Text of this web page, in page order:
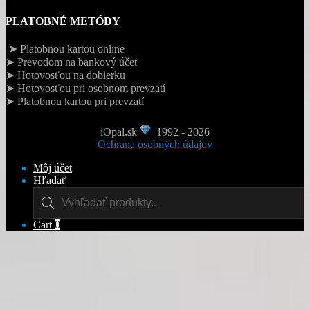
PLATOBNÉ METÓDY
➤ Platobnou kartou online
➤ Prevodom na bankový účet
➤ Hotovosťou na dobierku
➤ Hotovosťou pri osobnom prevzatí
➤ Platobnou kartou pri prevzatí
iOpal.sk
1992 - 2026
Ochrana osobných údajov
Môj účet
Hľadať
search
Cart 0